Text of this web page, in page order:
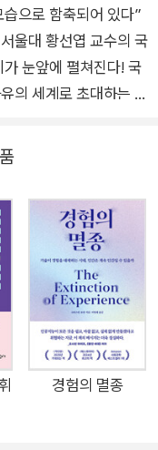
으로 함축되어 있다”
울대 황선엽 교수의 국
배우고 외국어를 배울
에서 사람들의 생활상
은 천차만별이어서 어
것도 있고 불과 몇 년
를 들여다보면 인류의
. _본문 중에
생명력이 다하면 서서
을 얻어 활발히 쓰이기
경험의 멸종